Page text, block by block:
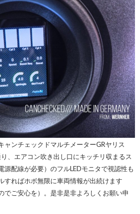
ャンチェックドマルチメーターGRヤリス
、エアコン吹き出し口にキッチリ収まるス
源配線が必要）のフルLEDモニタで視認性も
すればホボ無限に車両情報が出続けます
でご安心を）。是非是非よろしくお願い申